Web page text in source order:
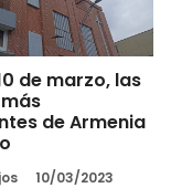
de marzo, las
de Armenia
10/03/2023